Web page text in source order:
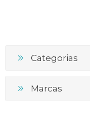
Categorias
Marcas